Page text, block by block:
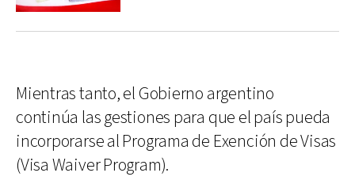
Mientras tanto, el Gobierno argentino
continúa las gestiones para que el país pueda
incorporarse al Programa de Exención de Visas
(Visa Waiver Program).